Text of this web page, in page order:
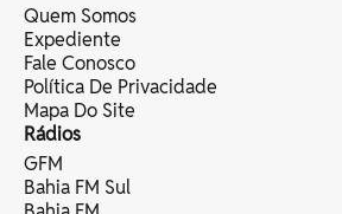
Quem Somos
Expediente
Fale Conosco
Política De Privacidade
Mapa Do Site
Rádios
GFM
Bahia FM Sul